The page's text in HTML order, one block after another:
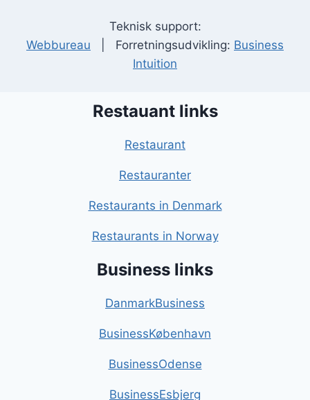
Teknisk support:
Webbureau | Forretningsudvikling: Business
Intuition
Restauant links
Restaurant
Restauranter
Restaurants in Denmark
Restaurants in Norway
Business links
DanmarkBusiness
BusinessKøbenhavn
BusinessOdense
BusinessEsbjerg